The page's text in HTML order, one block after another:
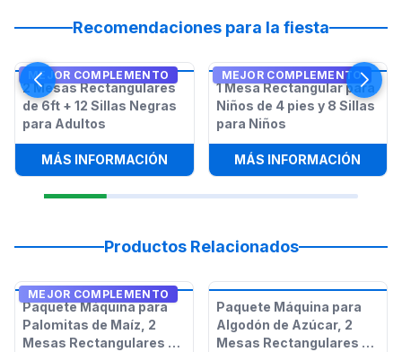
Recomendaciones para la fiesta
MEJOR COMPLEMENTO
2 Mesas Rectangulares
de 6ft + 12 Sillas Negras
para Adultos
MÁS INFORMACIÓN: 2 MESAS RECTANGULARES DE
MEJOR COMPLEMENTO
1 Mesa Rectangular para
Niños de 4 pies y 8 Sillas
para Niños
MÁS INFORMACIÓN
Productos Relacionados
MEJOR COMPLEMENTO
Paquete Máquina para
Palomitas de Maíz, 2
Mesas Rectangulares y
Paquete Máquina para
Algodón de Azúcar, 2
Mesas Rectangulares y